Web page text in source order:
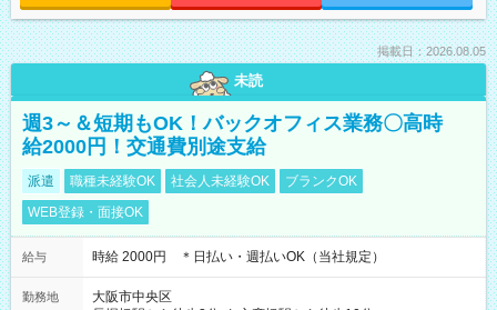
掲載日：2026.08.05
未読
週3～＆短期もOK！バックオフィス業務〇高時
給2000円！交通費別途支給
派遣 職種未経験OK 社会人未経験OK
ブランクOK
WEB登録・面接OK
給与 時給 2000円 ＊日払い・週払いOK（当社規定）
勤務地
大阪市中央区